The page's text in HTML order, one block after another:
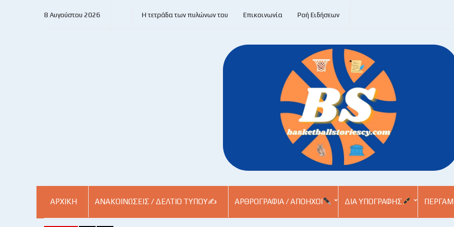
8 Αυγούστου 2026 Η τετράδα των πυλώνων του Επικοινωνία Ροή Ειδήσεων
ΑΡΧΙΚΗ ΑΝΑΚΟΙΝΏΣΕΙΣ / ΔΕΛΤΊΟ ΤΎΠΟΥ✍ ΑΡΘΡΟΓΡΑΦΊΑ / ΑΠΌΗΧΟΙ ΔΙΑ ΥΠΟΓΡΑΦΉΣ